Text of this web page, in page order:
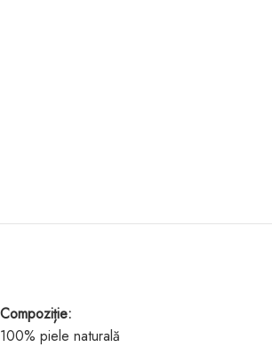
Compoziție:
100% piele naturală